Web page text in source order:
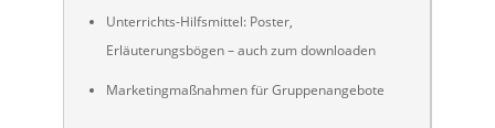
Unterrichts-Hilfsmittel: Poster,
Erläuterungsbögen – auch zum downloaden
Marketingmaßnahmen für Gruppenangebote